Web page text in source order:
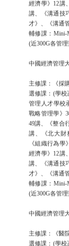
經濟學》12講
講、《溝通技
才》、《溝通
輔修課：Mini-
(近300G各管
中國經濟管理
主修課：《採
選修課：(學校
管理人才學校
戰略管理學》
49講、《整合
講、《北大財
《組織行為
經濟學》12講
講、《溝通技
才》、《溝通
輔修課：Mini-
(近300G各管
中國經濟管理
主修課：《醫
選修課：(學校